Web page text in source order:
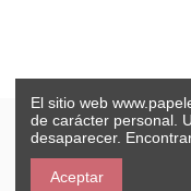
El sitio web
de carácter personal.
desaparecer.
Aceptar